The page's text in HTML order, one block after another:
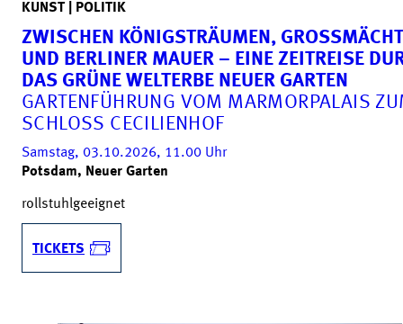
KUNST | POLITIK
ZWISCHEN KÖNIGSTRÄUMEN,
ND BERLINER MAUER – EINE ZEITREISE
AS GRÜNE WELTERBE NEUER GARTEN
GARTENFÜHRUNG VOM MARMORPALAIS
SCHLOSS CECILIENHOF
Samstag, 03.10.2026, 11.00 Uhr
Potsdam, Neuer Garten
rollstuhlgeeignet
TICKETS